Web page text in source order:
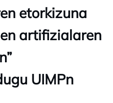
etorkizuna
artifizialaren
UIMPn